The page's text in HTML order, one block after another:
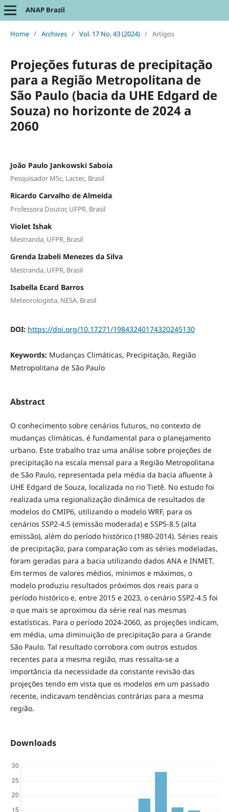
ANAP Brazil
Home / Archives / Vol. 17 No. 43 (2024) / Artigos
Projeções futuras de precipitação
para a Região Metropolitana de
São Paulo (bacia da UHE Edgard de
Souza) no horizonte de 2024 a
2060
João Paulo Jankowski Saboia
Pesquisador MSc, Lactec, Brasil
Ricardo Carvalho de Almeida
Professora Doutor, UFPR, Brasil
Violet Ishak
Mestranda, UFPR, Brasil
Grenda Izabeli Menezes da Silva
Mestranda, UFPR, Brasil
Isabella Ecard Barros
Meteorologista, NESA, Brasil
DOI: https://doi.org/10.17271/19843240174320245130
Keywords: Mudanças Climáticas, Precipitação, Região
Metropolitana de São Paulo
Abstract
O conhecimento sobre cenários futuros, no contexto de
mudanças climáticas, é fundamental para o planejamento
urbano. Este trabalho traz uma análise sobre projeções de
precipitação na escala mensal para a Região Metropolitana
de São Paulo, representada pela média da bacia afluente à
UHE Edgard de Souza, localizada no rio Tietê. No estudo foi
realizada uma regionalização dinâmica de resultados de
modelos do CMIP6, utilizando o modelo WRF, para os
cenários SSP2-4.5 (emissão moderada) e SSP5-8.5 (alta
emissão), além do período histórico (1980-2014). Séries reais
de precipitação, para comparação com as séries modeladas,
foram geradas para a bacia utilizando dados ANA e INMET.
Em termos de valores médios, mínimos e máximos, o
modelo produziu resultados próximos dos reais para o
período histórico e, entre 2015 e 2023, o cenário SSP2-4.5 foi
o que mais se aproximou da série real nas mesmas
estatísticas. Para o período 2024-2060, as projeções indicam,
em média, uma diminuição de precipitação para a Grande
São Paulo. Tal resultado corrobora com outros estudos
recentes para a mesma região, mas ressalta-se a
importância da necessidade da constante revisão das
projeções tendo em vista que os modelos em um passado
recente, indicavam tendências contrárias para a mesma
região.
Downloads